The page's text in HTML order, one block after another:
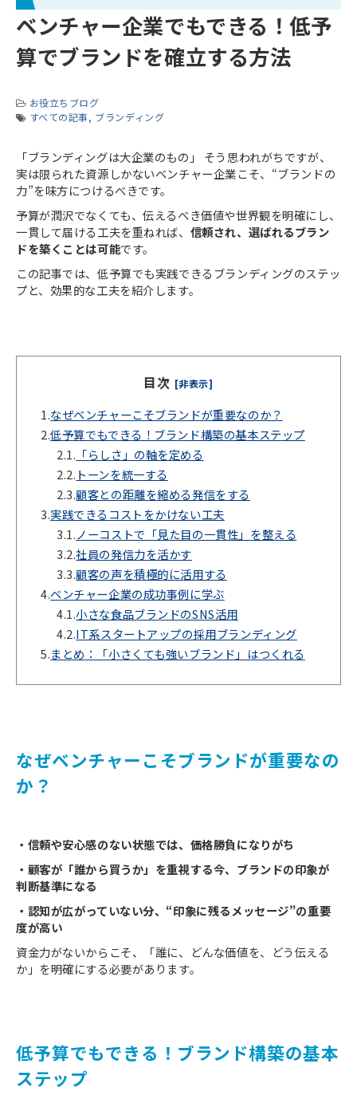
ベンチャー企業でもできる！低予
算でブランドを確立する方法
お役立ちブログ
すべての記事
ブランディング
「ブランディングは大企業のもの」 そう思われがちですが、
実は限られた資源しかないベンチャー企業こそ、“ブランドの
力”を味方につけるべきです。
予算が潤沢でなくても、伝えるべき価値や世界観を明確にし、
一貫して届ける工夫を重ねれば、 信頼され、選ばれるブラン
ドを築くことは可能です。
この記事では、低予算でも実践できるブランディングのステッ
プと、効果的な工夫を紹介します。
目次 [非表示]
1.なぜベンチャーこそブランドが重要なのか？
2.低予算でもできる！ブランド構築の基本ステップ
2.1. 「らしさ」の軸を定める
2.2. トーンを統一する
2.3.顧客との距離を縮める発信をする
3.実践できるコストをかけない工夫
3.1.ノーコストで「見た目の一貫性」を整える
3.2.社員の発信力を活かす
3.3.顧客の声を積極的に活用する
4.ベンチャー企業の成功事例に学ぶ
4.1.小さな食品ブランドのSNS活用
4.2.IT系スタートアップの採用ブランディング
5.まとめ：「小さくても強いブランド」はつくれる
なぜベンチャーこそブランドが重要なの
か？
・信頼や安心感のない状態では、価格勝負になりがち
・顧客が「誰から買うか」を重視する今、ブランドの印象が
判断基準になる
・認知が広がっていない分、“印象に残るメッセージ”の重要
度が高い
資金力がないからこそ、「誰に、どんな価値を、どう伝える
か」を明確にする必要があります。
低予算でもできる！ブランド構築の基本
ステップ